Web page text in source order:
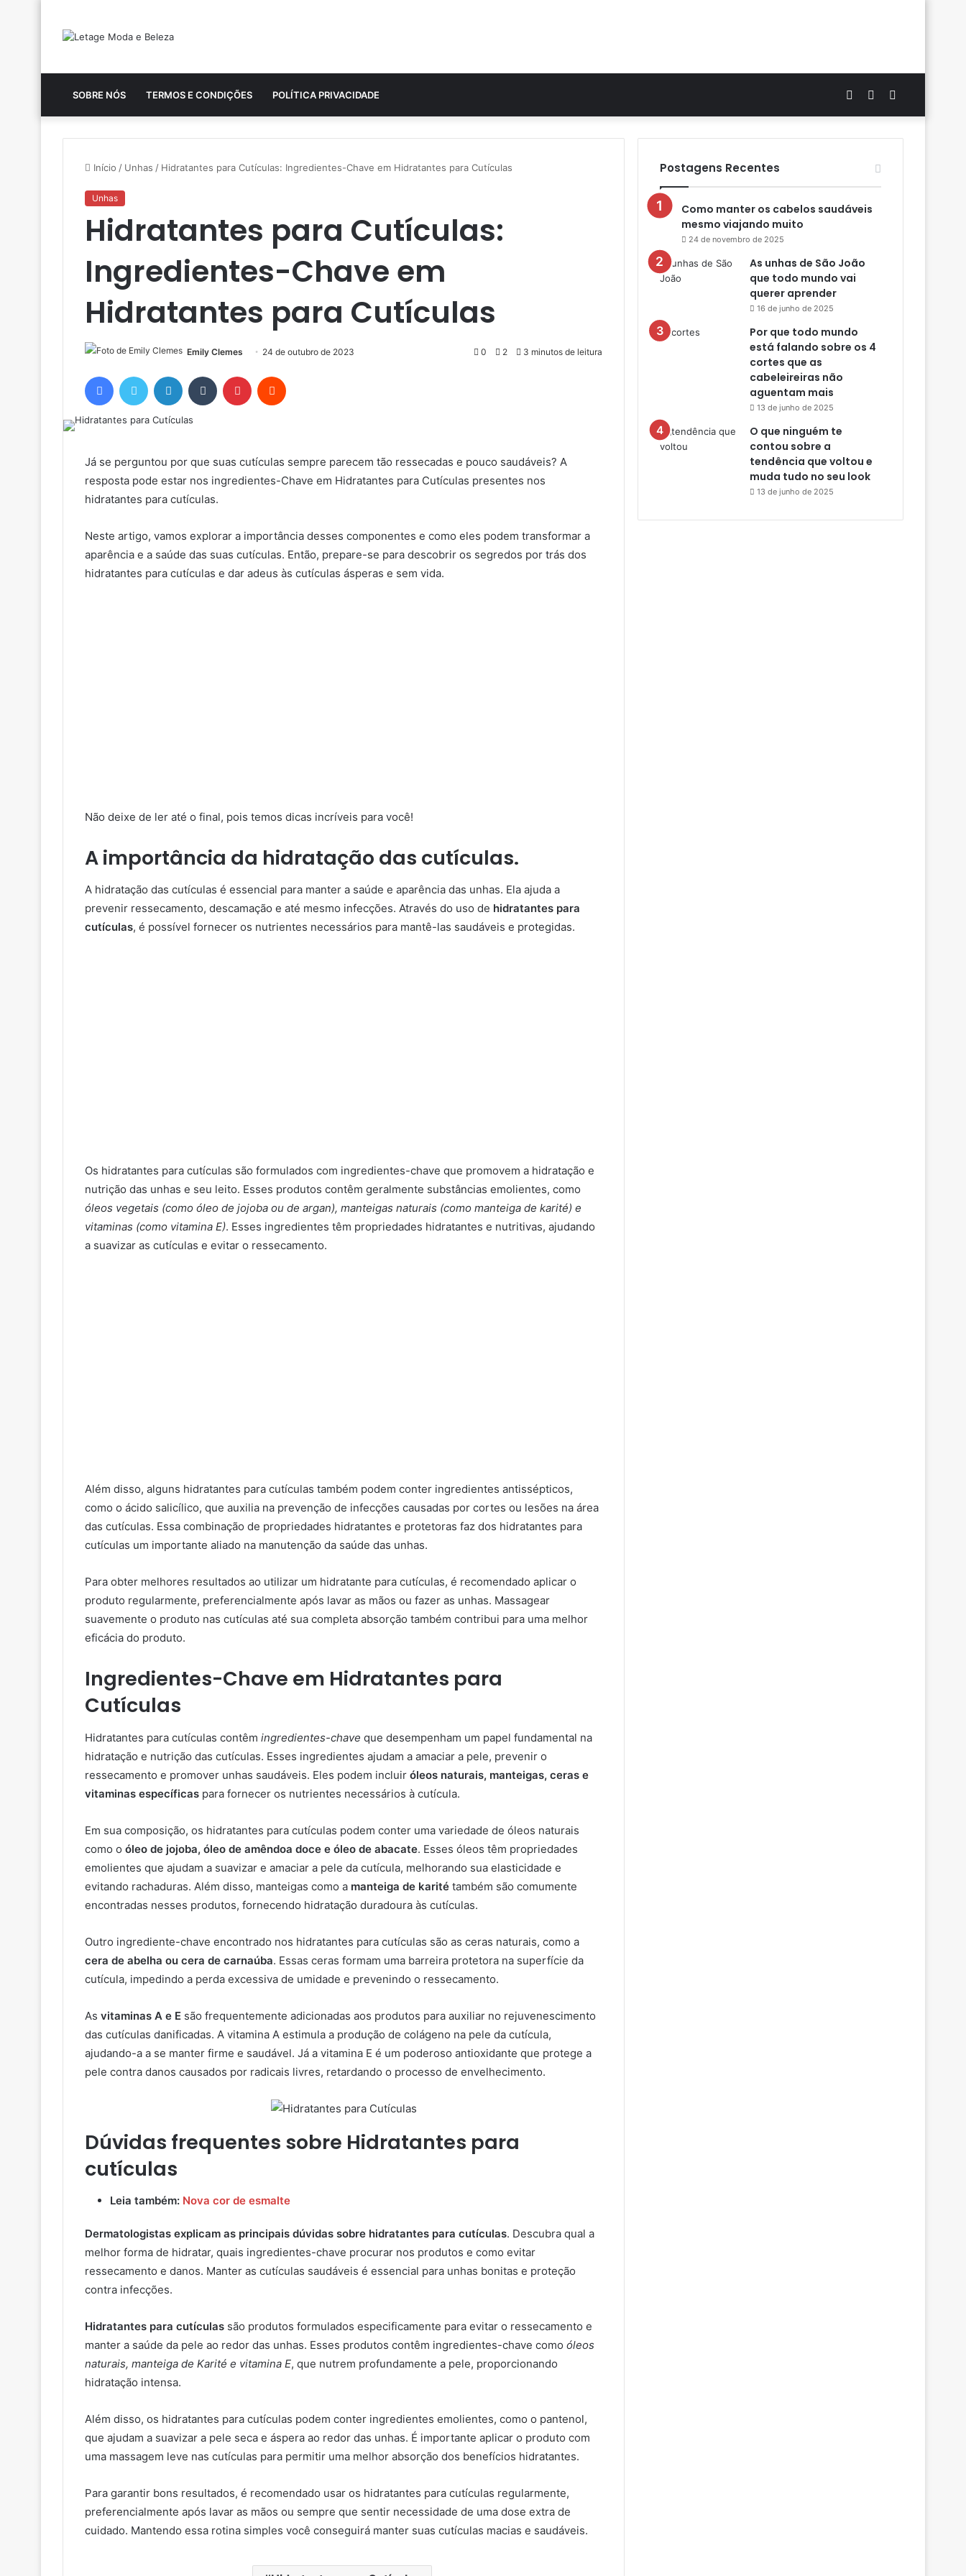
SOBRE NÓS TERMOS E CONDIÇÕES POLÍTICA PRIVACIDADE
por
Switch
skin
Artigo
aleatório
Início / Unhas / Hidratantes para Cutículas: Ingredientes-Chave em Hidratantes para Cutículas
Unhas
Hidratantes para Cutículas:
Ingredientes-Chave em
Hidratantes para Cutículas
Emily Clemes 24 de outubro de 2023 0 2 3 minutos de leitura
FacebookTwitter Linkedin Tumblr Pinterest
Já se perguntou por que suas cutículas sempre parecem tão ressecadas e pouco saudáveis? A
resposta pode estar nos ingredientes-Chave em Hidratantes para Cutículas presentes nos
hidratantes para cutículas.
Neste artigo, vamos explorar a importância desses componentes e como eles podem transformar a
aparência e a saúde das suas cutículas. Então, prepare-se para descobrir os segredos por trás dos
hidratantes para cutículas e dar adeus às cutículas ásperas e sem vida.
Não deixe de ler até o final, pois temos dicas incríveis para você!
A importância da hidratação das cutículas.
A hidratação das cutículas é essencial para manter a saúde e aparência das unhas. Ela ajuda a
prevenir ressecamento, descamação e até mesmo infecções. Através do uso de hidratantes para
cutículas, é possível fornecer os nutrientes necessários para mantê-las saudáveis e protegidas.
Os hidratantes para cutículas são formulados com ingredientes-chave que promovem a hidratação e
nutrição das unhas e seu leito. Esses produtos contêm geralmente substâncias emolientes, como
óleos vegetais (como óleo de jojoba ou de argan), manteigas naturais (como manteiga de karité) e
vitaminas (como vitamina E). Esses ingredientes têm propriedades hidratantes e nutritivas, ajudando
a suavizar as cutículas e evitar o ressecamento.
Além disso, alguns hidratantes para cutículas também podem conter ingredientes antissépticos,
como o ácido salicílico, que auxilia na prevenção de infecções causadas por cortes ou lesões na área
das cutículas. Essa combinação de propriedades hidratantes e protetoras faz dos hidratantes para
cutículas um importante aliado na manutenção da saúde das unhas.
Para obter melhores resultados ao utilizar um hidratante para cutículas, é recomendado aplicar o
produto regularmente, preferencialmente após lavar as mãos ou fazer as unhas. Massagear
suavemente o produto nas cutículas até sua completa absorção também contribui para uma melhor
eficácia do produto.
Ingredientes-Chave em Hidratantes para
Cutículas
Hidratantes para cutículas contêm ingredientes-chave que desempenham um papel fundamental na
hidratação e nutrição das cutículas. Esses ingredientes ajudam a amaciar a pele, prevenir o
ressecamento e promover unhas saudáveis. Eles podem incluir óleos naturais, manteigas, ceras e
vitaminas específicas para fornecer os nutrientes necessários à cutícula.
Em sua composição, os hidratantes para cutículas podem conter uma variedade de óleos naturais
como o óleo de jojoba, óleo de amêndoa doce e óleo de abacate. Esses óleos têm propriedades
emolientes que ajudam a suavizar e amaciar a pele da cutícula, melhorando sua elasticidade e
evitando rachaduras. Além disso, manteigas como a manteiga de karité também são comumente
encontradas nesses produtos, fornecendo hidratação duradoura às cutículas.
Outro ingrediente-chave encontrado nos hidratantes para cutículas são as ceras naturais, como a
cera de abelha ou cera de carnaúba. Essas ceras formam uma barreira protetora na superfície da
cutícula, impedindo a perda excessiva de umidade e prevenindo o ressecamento.
As vitaminas A e E são frequentemente adicionadas aos produtos para auxiliar no rejuvenescimento
das cutículas danificadas. A vitamina A estimula a produção de colágeno na pele da cutícula,
ajudando-a a se manter firme e saudável. Já a vitamina E é um poderoso antioxidante que protege a
pele contra danos causados por radicais livres, retardando o processo de envelhecimento.
Dúvidas frequentes sobre Hidratantes para
cutículas
Leia também: Nova cor de esmalte
Dermatologistas explicam as principais dúvidas sobre hidratantes para cutículas. Descubra qual a
melhor forma de hidratar, quais ingredientes-chave procurar nos produtos e como evitar
ressecamento e danos. Manter as cutículas saudáveis é essencial para unhas bonitas e proteção
contra infecções.
Hidratantes para cutículas são produtos formulados especificamente para evitar o ressecamento e
manter a saúde da pele ao redor das unhas. Esses produtos contêm ingredientes-chave como óleos
naturais, manteiga de Karité e vitamina E, que nutrem profundamente a pele, proporcionando
hidratação intensa.
Além disso, os hidratantes para cutículas podem conter ingredientes emolientes, como o pantenol,
que ajudam a suavizar a pele seca e áspera ao redor das unhas. É importante aplicar o produto com
uma massagem leve nas cutículas para permitir uma melhor absorção dos benefícios hidratantes.
Para garantir bons resultados, é recomendado usar os hidratantes para cutículas regularmente,
preferencialmente após lavar as mãos ou sempre que sentir necessidade de uma dose extra de
cuidado. Mantendo essa rotina simples você conseguirá manter suas cutículas macias e saudáveis.
Postagens Recentes
Como manter os cabelos saudáveis
mesmo viajando muito
24 de novembro de 2025
As unhas de São João
que todo mundo vai
querer aprender
16 de junho de 2025
Por que todo mundo
está falando sobre os 4
cortes que as
cabeleireiras não
aguentam mais
13 de junho de 2025
O que ninguém te
contou sobre a
tendência que voltou e
muda tudo no seu look
13 de junho de 2025